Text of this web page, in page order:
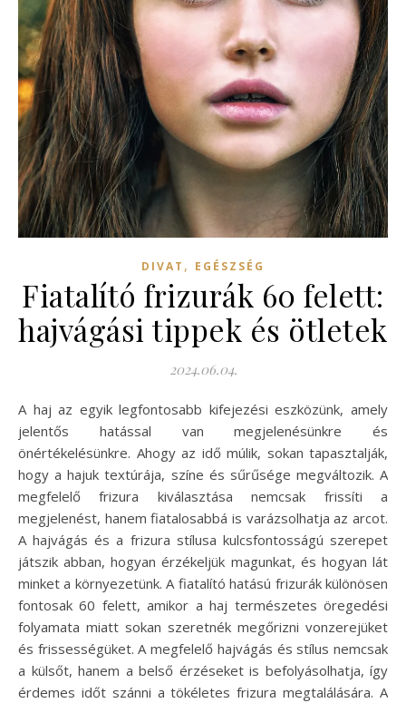
DIVAT , EGÉSZSÉG
Fiatalító frizurák 60 felett:
hajvágási tippek és ötletek
2024.06.04.
A haj az egyik legfontosabb kifejezési eszközünk, amely
jelentős hatással van megjelenésünkre és
önértékelésünkre. Ahogy az idő múlik, sokan tapasztalják,
hogy a hajuk textúrája, színe és sűrűsége megváltozik. A
megfelelő frizura kiválasztása nemcsak frissíti a
megjelenést, hanem fiatalosabbá is varázsolhatja az arcot.
A hajvágás és a frizura stílusa kulcsfontosságú szerepet
játszik abban, hogyan érzékeljük magunkat, és hogyan lát
minket a környezetünk. A fiatalító hatású frizurák különösen
fontosak 60 felett, amikor a haj természetes öregedési
folyamata miatt sokan szeretnék megőrizni vonzerejüket
és frissességüket. A megfelelő hajvágás és stílus nemcsak
a külsőt, hanem a belső érzéseket is befolyásolhatja, így
érdemes időt szánni a tökéletes frizura megtalálására. A